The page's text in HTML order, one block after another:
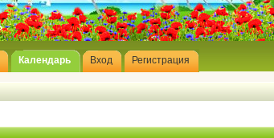
Календарь Вход Регистрация